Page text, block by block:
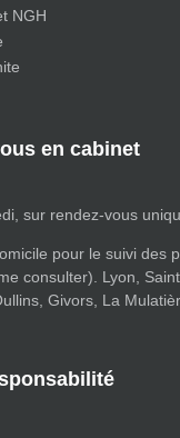
NGH
en cabinet
sur rendez-vous
pour le suivi des
consulter). Lyon,
Givors, La